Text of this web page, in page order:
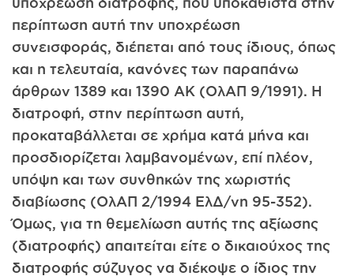
περίπτωση αυτή την υποχρέωση
συνεισφοράς, διέπεται από τους ίδιους, όπως
και η τελευταία, κανόνες των παραπάνω
άρθρων 1389 και 1390 ΑΚ (ΟλΑΠ 9/1991). Η
διατροφή, στην περίπτωση αυτή,
προκαταβάλλεται σε χρήμα κατά μήνα και
προσδιορίζεται λαμβανομένων, επί πλέον,
υπόψη και των συνθηκών της χωριστής
διαβίωσης (ΟλΑΠ 2/1994 ΕλΔ/νη 95-352).
Όμως, για τη θεμελίωση αυτής της αξίωσης
(διατροφής) απαιτείται είτε ο δικαιούχος της
διατροφής σύζυγος να διέκοψε ο ίδιος την